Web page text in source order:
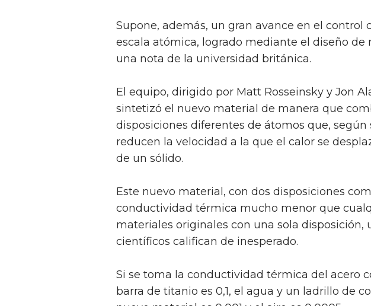
Supone, además, un gran avance en el control
escala atómica, logrado mediante el diseño de
una nota de la universidad británica.
El equipo, dirigido por Matt Rosseinsky y Jon
sintetizó el nuevo material de manera que
disposiciones diferentes de átomos que, según
reducen la velocidad a la que el calor se
de un sólido.
Este nuevo material, con dos disposiciones
conductividad térmica mucho menor que
materiales originales con una sola disposición,
científicos califican de inesperado.
Si se toma la conductividad térmica del acero
barra de titanio es 0,1, el agua y un ladrillo de